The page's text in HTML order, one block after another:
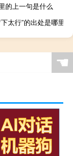
的上一句是什么
太行”的出处是哪里
☚